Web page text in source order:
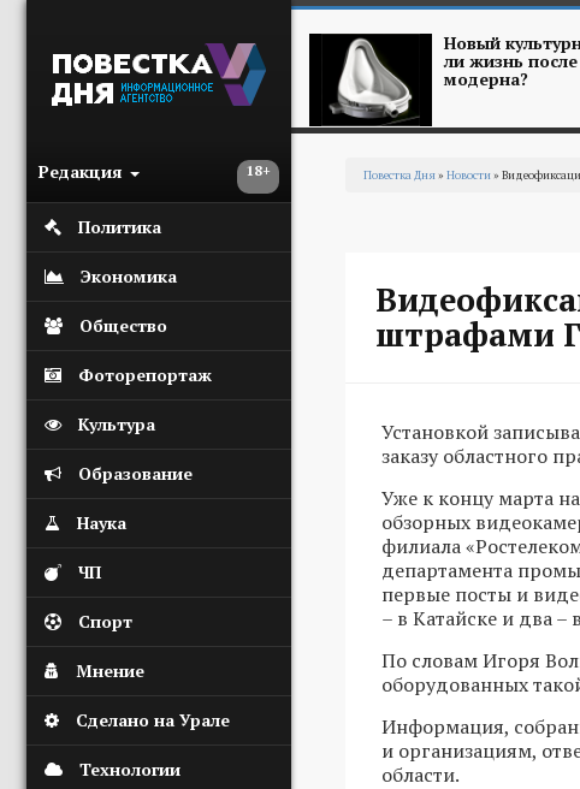
18+
Редакция
Политика
Экономика
Общество
Фоторепортаж
Культура
Образование
Наука
ЧП
Спорт
Мнение
Сделано на Урале
Технологии
Новый
ли жизнь
модерна?
Повестка Дня» Новости»
штрафами
Установкой
заказу областного
Уже к концу марта
обзорных
филиала
департамента
первые посты и
– в Катайске и два –
По словам Игоря
оборудованных
Информация,
и организациям,
области.